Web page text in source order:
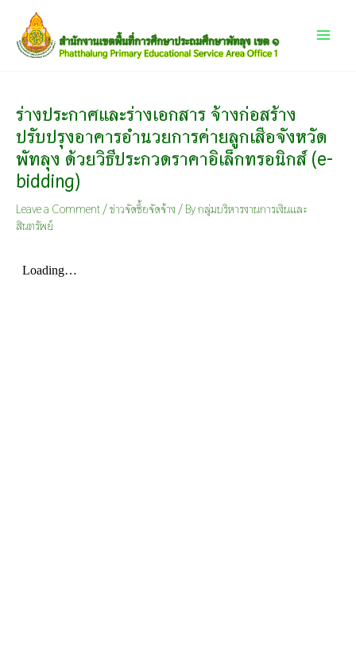
content
Menu
ร่างประกาศและร่างเอกสาร จ้างก่อสร้าง
ปรับปรุงอาคารอำนวยการค่ายลูกเสือจังหวัด
พัทลุง ด้วยวิธีประกวดราคาอิเล็กทรอนิกส์ (e-
bidding)
Leave a Comment /ข่าวจัดซื้อจัดจ้าง / Byกลุ่มบริหารงานการเงินและ
สินทรัพย์